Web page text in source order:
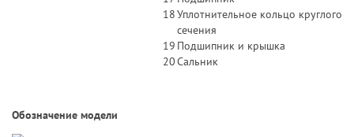
18Уплотнительное кольцо круглого
сечения
19 Подшипник и крышка
20Сальник
Обозначение модели